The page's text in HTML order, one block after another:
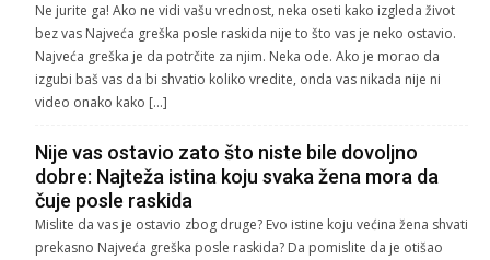
Ne jurite ga! Ako ne vidi vašu vrednost, neka oseti kako izgleda život
bez vas Najveća greška posle raskida nije to što vas je neko ostavio.
Najveća greška je da potrčite za njim. Neka ode. Ako je morao da
izgubi baš vas da bi shvatio koliko vredite, onda vas nikada nije ni
video onako kako […]
Nije vas ostavio zato što niste bile dovoljno
dobre: Najteža istina koju svaka žena mora da
čuje posle raskida
Mislite da vas je ostavio zbog druge? Evo istine koju većina žena shvati
prekasno Najveća greška posle raskida? Da pomislite da je otišao